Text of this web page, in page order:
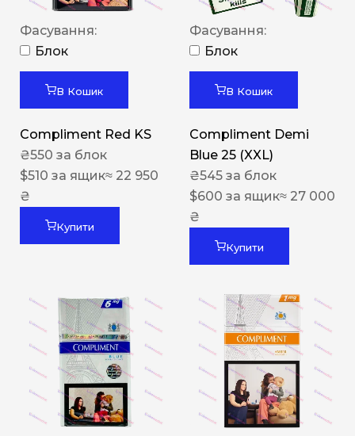
Фасування:
Блок
В Кошик
Compliment Red KS
₴550 за блок
$510 за ящик≈ 22 950
₴
Купити
Фасування:
Блок
В Кошик
Compliment Demi
Blue 25 (XXL)
₴545 за блок
$600 за ящик≈ 27 000
₴
Купити